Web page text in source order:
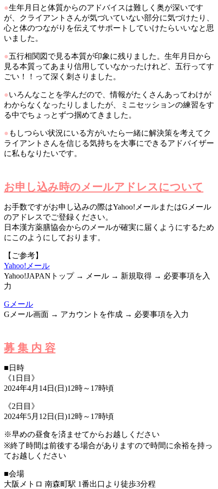
●生年月日と体質からのアドバイスは難しく奥が深いです
が、クライアントさんが気づいていない部分に気づけたり、
心と体のつながりを伝えてサポートしていけたらいいなと思
いました。
●五行相関図で見る本質が印象に残りました。生年月日から
見る本質ってあまり信用していなかったけれど、五行ってす
ごい！！って深く刺さりました。
●いろんなことを学んだので、情報がたくさんあってわけが
わからなくなったりしましたが、ミニセッションの練習をす
る中でちょっとずつ掴めてきました。
● もしつらい状況にいる方がいたら一緒に解決策を考えてク
ライアントさんを信じる気持ちを大事にできるアドバイザー
に私もなりたいです。
お申し込み時のメールアドレスについて
お手数ですがお申し込みの際はYahoo!メールまたはGメール
のアドレスでご登録ください。
日本漢方薬膳協会からのメールが確実に届くようにするため
にこのようにしております。
【ご参考】
Yahoo!メール
Yahoo!JAPANトップ → メール → 新規取得 → 必要事項を入
力
Gメール
Gメール画面 → アカウントを作成 → 必要事項を入力
募 集 内 容
■日時
《1日目》
2024年4月14日(日)12時～17時頃
《2日目》
2024年5月12日(日)12時～17時頃
※早めの昼食を済ませてからお越しください
※終了時間は前後する場合がありますので時間に余裕を持っ
てお越しください
■会場
大阪メトロ 南森町駅 1番出口より徒歩3分程